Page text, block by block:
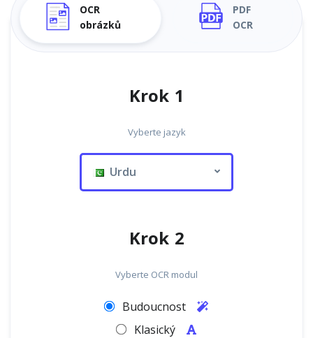
OCR
obrázků
PDF
OCR
Krok 1
Vyberte jazyk
Urdu
Krok 2
Vyberte OCR modul
Budoucnost
Klasický